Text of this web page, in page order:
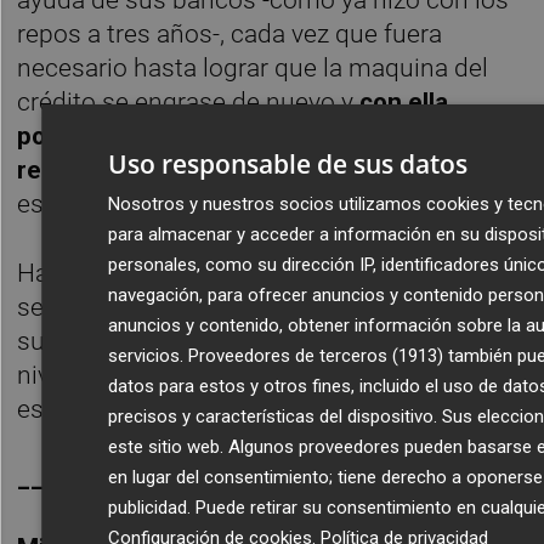
repos a tres años-, cada vez que fuera
necesario hasta lograr que la maquina del
crédito se engrase de nuevo ycon ella
podamos entrar en la fase de crecimiento y
recuperación,que hace ya algún tiempo
están produciéndose en Estados Unidos.
Hasta que no veamos medidas en este
sentido, seguiremos hablando de crisis y por
supuesto el euro seguirá a la baja hasta
niveles más acordes con la realidad europea,
es decir, por debajo de 1,20 unidades.
Uso responsable de sus datos
Nosotros y nuestros socios utilizamos cookies y
para almacenar y acceder a información en su
personales, como su dirección IP, identificadores
navegación, para ofrecer anuncios y contenido
anuncios y contenido, obtener información sobre la
servicios. Proveedores de terceros (1913) también
datos para estos y otros fines, incluido el uso de
precisos y características del dispositivo. Sus
este sitio web. Algunos proveedores pueden basarse
en lugar del consentimiento; tiene derecho a
publicidad. Puede retirar su consentimiento en
Configuración de cookies. Política de privacidad